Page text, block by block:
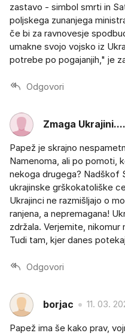
zastavo - simbol smrti in
poljskega zunanjega
če bi za ravnovesje
umakne svojo vojsko iz
potrebe po pogajanjih," je
Odgovori
Zmaga
Papež je skrajno
Namenoma, ali po pomoti,
nekoga drugega? Nadškof
ukrajinske grškokatoliške
Ukrajinci ne razmišljajo o
ranjena, a nepremagana!
zdržala. Verjemite, nikomur
Tudi tam, kjer danes
Odgovori
borjac 11. 03.
Papež ima še kako prav,